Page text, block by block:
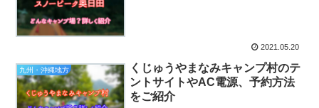
2021.05.20
九州・沖縄地方
くじゅうやまなみキャンプ村のテ
ントサイトやAC電源、予約方法
をご紹介